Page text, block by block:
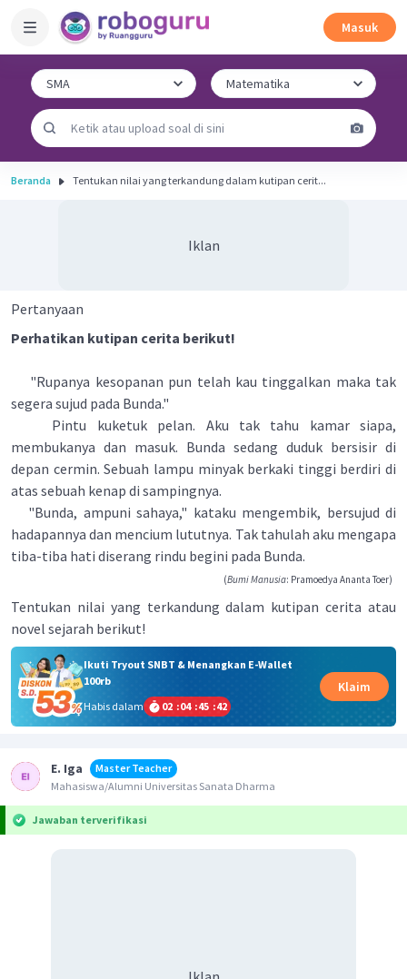
Masuk
Beranda Tentukan nilai yang terkandung dalam kutipan cerit...
Iklan
Pertanyaan
Perhatikan kutipan cerita berikut!
"Rupanya kesopanan pun telah kau tinggalkan maka tak
segera sujud pada Bunda."
Pintu kuketuk pelan. Aku tak tahu kamar siapa,
membukanya dan masuk. Bunda sedang duduk bersisir di
depan cermin. Sebuah lampu minyak berkaki tinggi berdiri di
atas sebuah kenap di sampingnya.
"Bunda, ampuni sahaya," kataku mengembik, bersujud di
hadapannya dan mencium lututnya. Tak tahulah aku mengapa
tiba-tiba hati diserang rindu begini pada Bunda.
(Bumi Manusia: Pramoedya Ananta Toer)
Tentukan nilai yang terkandung dalam kutipan cerita atau
novel sejarah berikut!
Ikuti Tryout SNBT & Menangkan E-Wallet
100rb
Habis dalam
02 :04 :45 :42
Klaim
E. Iga
Master Teacher
Mahasiswa/Alumni Universitas Sanata Dharma
Jawaban terverifikasi